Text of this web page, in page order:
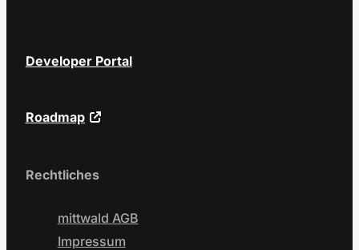
Developer Portal
Roadmap
Rechtliches
mittwald AGB
Impressum